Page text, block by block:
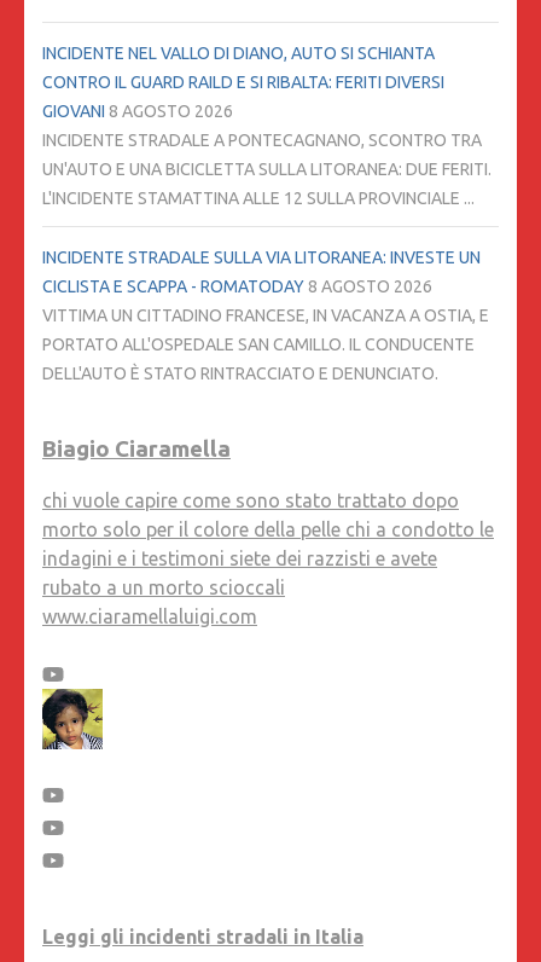
INCIDENTE NEL VALLO DI DIANO, AUTO SI SCHIANTA
CONTRO IL GUARD RAILD E SI RIBALTA: FERITI DIVERSI
GIOVANI 8 AGOSTO 2026
INCIDENTE STRADALE A PONTECAGNANO, SCONTRO TRA
UN'AUTO E UNA BICICLETTA SULLA LITORANEA: DUE FERITI.
L'INCIDENTE STAMATTINA ALLE 12 SULLA PROVINCIALE ...
INCIDENTE STRADALE SULLA VIA LITORANEA: INVESTE UN
CICLISTA E SCAPPA - ROMATODAY8 AGOSTO 2026
VITTIMA UN CITTADINO FRANCESE, IN VACANZA A OSTIA, E
PORTATO ALL'OSPEDALE SAN CAMILLO. IL CONDUCENTE
DELL'AUTO È STATO RINTRACCIATO E DENUNCIATO.
Biagio Ciaramella
chi vuole capire come sono stato trattato dopo
morto solo per il colore della pelle chi a condotto le
indagini e i testimoni siete dei razzisti e avete
rubato a un morto scioccali
www.ciaramellaluigi.com
Leggi gli incidenti stradali in Italia